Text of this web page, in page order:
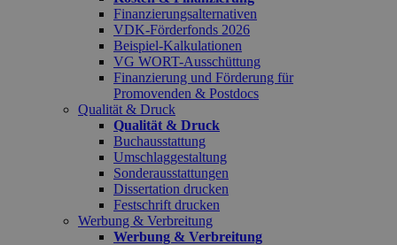
Finanzierungsalternativen
VDK-Förderfonds 2026
Beispiel-Kalkulationen
VG WORT-Ausschüttung
Finanzierung und Förderung für
Promovenden & Postdocs
Qualität & Druck
Qualität & Druck
Buchausstattung
Umschlaggestaltung
Sonderausstattungen
Dissertation drucken
Festschrift drucken
Werbung & Verbreitung
Werbung & Verbreitung